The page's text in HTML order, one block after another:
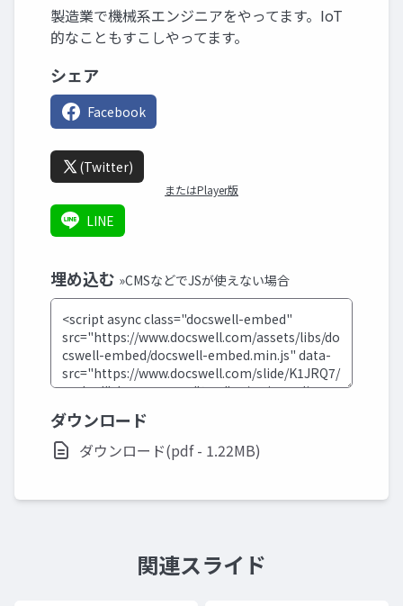
製造業で機械系エンジニアをやってます。IoT
的なこともすこしやってます。
シェア
Facebook
(Twitter)
またはPlayer版
LINE
埋め込む »CMSなどでJSが使えない場合
ダウンロード
ダウンロード(pdf - 1.22MB)
関連スライド